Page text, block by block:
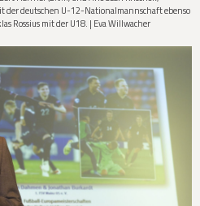
der deutschen U-12-Nationalmannschaft ebenso
Rossius mit der U18. | Eva Willwacher